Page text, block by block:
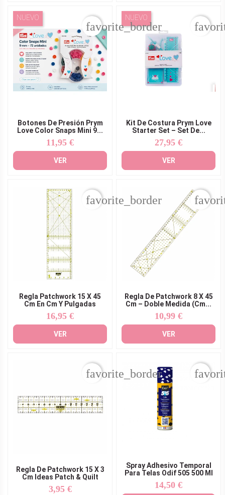
Botones De Presión Prym
Love Color Snaps Mini 9...
Precio
11,95 €
NUEVO
VER
favorite_border
Kit De Costura Prym Love
Starter Set – Set De...
Precio
27,95 €
NUEVO
VER
Regla Patchwork 15 X 45
Cm En Cm Y Pulgadas
Precio
16,95 €
VER
favorite_border
Regla De Patchwork 8 X 45
Cm – Doble Medida (cm...
Precio
10,99 €
VER
Regla De Patchwork 15 X 3
Cm Ideas Patch & Quilt
Precio
3,95 €
favorite_border
Spray Adhesivo Temporal
Para Telas Odif 505 500 Ml
Precio
14,50 €